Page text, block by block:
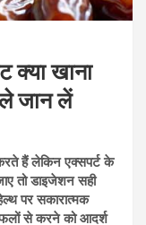
क्या खाना
जान लें
हैं लेकिन एक्सपर्ट के
तो डाइजेशन सही
पर सकारात्मक
से करने को आदर्श